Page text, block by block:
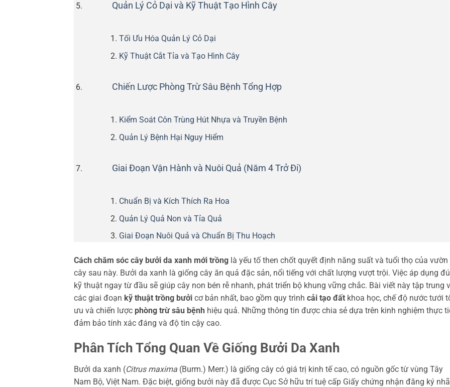
Quản Lý Cỏ Dại và Kỹ Thuật Tạo Hình Cây
Tối Ưu Hóa Quản Lý Cỏ Dại
Kỹ Thuật Cắt Tỉa và Tạo Hình Cây
Chiến Lược Phòng Trừ Sâu Bệnh Tổng Hợp
Kiểm Soát Côn Trùng Hút Nhựa và Truyền Bệnh
Quản Lý Bệnh Hại Nguy Hiểm
Giai Đoạn Vận Hành và Nuôi Quả (Năm 4 Trở Đi)
Chuẩn Bị và Kích Thích Ra Hoa
Quản Lý Quả Non và Tỉa Quả
Giai Đoạn Nuôi Quả và Chuẩn Bị Thu Hoạch
Cách chăm sóc cây bưởi da xanh mới trồng là yếu tố then chốt quyết định năng suất và tuổi thọ của vườn
cây sau này. Bưởi da xanh là giống cây ăn quả đặc sản, nổi tiếng với chất lượng vượt trội. Việc áp dụng
kỹ thuật ngay từ đầu sẽ giúp cây non bén rễ nhanh, phát triển bộ khung vững chắc. Bài viết này tập trung
các giai đoạn kỹ thuật trồng bưởi cơ bản nhất, bao gồm quy trình cải tạo đất khoa học, chế độ nước tưới
ưu và chiến lược phòng trừ sâu bệnh hiệu quả. Những thông tin được chia sẻ dựa trên kinh nghiệm thực
đảm bảo tính xác đáng và độ tin cậy cao.
Phân Tích Tổng Quan Về Giống Bưởi Da Xanh
Bưởi da xanh (Citrus maxima (Burm.) Merr.) là giống cây có giá trị kinh tế cao, có nguồn gốc từ vùng Tây
Nam Bộ, Việt Nam. Đặc biệt, giống bưởi này đã được Cục Sở hữu trí tuệ cấp Giấy chứng nhận đăng ký